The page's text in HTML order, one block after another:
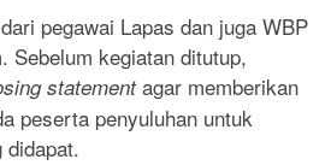
pegawai Lapas dan juga WBP
Sebelum kegiatan ditutup,
statementagar memberikan
peserta penyuluhan untuk
didapat.